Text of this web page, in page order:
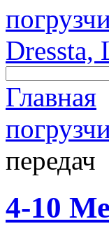
Главная
передач
4-10